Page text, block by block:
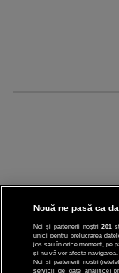
CINEMA
Nouă ne pasă ca
Noi și partenerii noștri 201
unici pentru prelucrarea
jos sau în orice moment, pe
și nu vă vor afecta navigarea.
Noi si partenerii nostri
servicii de date analitice)